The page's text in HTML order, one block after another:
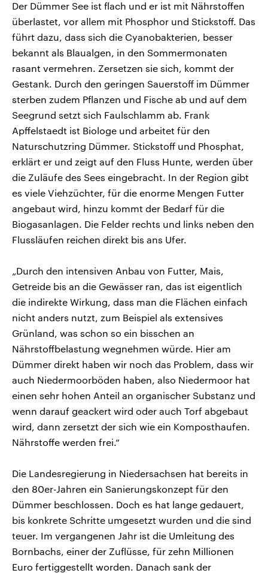
Der Dümmer See ist flach und er ist mit Nährstoffen
überlastet, vor allem mit Phosphor und Stickstoff. Das
führt dazu, dass sich die Cyanobakterien, besser
bekannt als Blaualgen, in den Sommermonaten
rasant vermehren. Zersetzen sie sich, kommt der
Gestank. Durch den geringen Sauerstoff im Dümmer
sterben zudem Pflanzen und Fische ab und auf dem
Seegrund setzt sich Faulschlamm ab. Frank
Apffelstaedt ist Biologe und arbeitet für den
Naturschutzring Dümmer. Stickstoff und Phosphat,
erklärt er und zeigt auf den Fluss Hunte, werden über
die Zuläufe des Sees eingebracht. In der Region gibt
es viele Viehzüchter, für die enorme Mengen Futter
angebaut wird, hinzu kommt der Bedarf für die
Biogasanlagen. Die Felder rechts und links neben den
Flussläufen reichen direkt bis ans Ufer.
„Durch den intensiven Anbau von Futter, Mais,
Getreide bis an die Gewässer ran, das ist eigentlich
die indirekte Wirkung, dass man die Flächen einfach
nicht anders nutzt, zum Beispiel als extensives
Grünland, was schon so ein bisschen an
Nährstoffbelastung wegnehmen würde. Hier am
Dümmer direkt haben wir noch das Problem, dass wir
auch Niedermoorböden haben, also Niedermoor hat
einen sehr hohen Anteil an organischer Substanz und
wenn darauf geackert wird oder auch Torf abgebaut
wird, dann zersetzt der sich wie ein Komposthaufen.
Nährstoffe werden frei.“
Die Landesregierung in Niedersachsen hat bereits in
den 80er-Jahren ein Sanierungskonzept für den
Dümmer beschlossen. Doch es hat lange gedauert,
bis konkrete Schritte umgesetzt wurden und die sind
teuer. Im vergangenen Jahr ist die Umleitung des
Bornbachs, einer der Zuflüsse, für zehn Millionen
Euro fertiggestellt worden. Danach sank der